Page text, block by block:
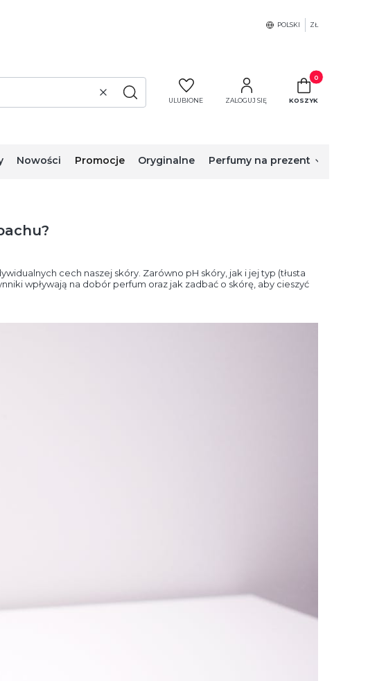
POLSKI ZŁ
WyczyśćSzukaj ULUBIONE ZALOGUJ SIĘ
Produkty w
KOSZYK
Nowości Promocje Oryginalne Perfumy na prezent
cech naszej skóry. Zarówno pH skóry, jak i jej typ (tłusta
wpływają na dobór perfum oraz jak zadbać o skórę, aby cieszyć